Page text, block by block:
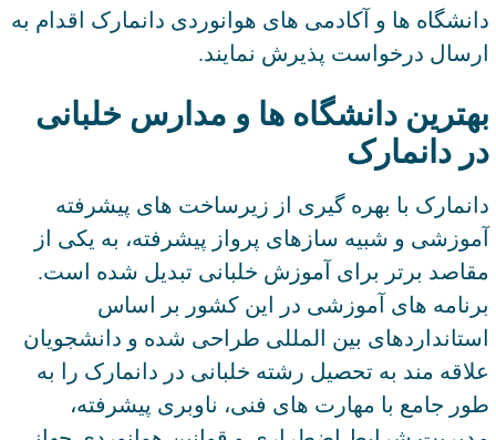
دانشگاه ها و آکادمی های هوانوردی دانمارک اقدام به
ارسال درخواست پذیرش نمایند.
بهترین دانشگاه ها و مدارس خلبانی
در دانمارک
دانمارک با بهره گیری از زیرساخت های پیشرفته
آموزشی و شبیه سازهای پرواز پیشرفته، به یکی از
مقاصد برتر برای آموزش خلبانی تبدیل شده است.
برنامه های آموزشی در این کشور بر اساس
استانداردهای بین المللی طراحی شده و دانشجویان
علاقه مند به تحصیل رشته خلبانی در دانمارک را به
طور جامع با مهارت های فنی، ناوبری پیشرفته،